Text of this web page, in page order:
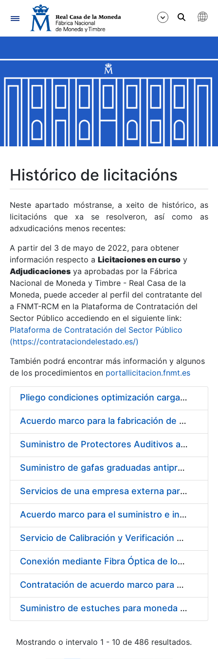
Navegación
Mostrar/Ocultar
Mostrar/Ocultar
Mostrar/Ocultar
Mostrar/Ocultar
Mostrar/Ocultar
Mostrar/Ocultar
Mostrar/Ocultar
Histórico de licitacións
Neste apartado móstranse, a xeito de histórico, as
licitacións que xa se resolveron, así como as
adxudicacións menos recentes:
A partir del 3 de mayo de 2022, para obtener
información respecto a Licitaciones en curso y
Adjudicaciones ya aprobadas por la Fábrica
Nacional de Moneda y Timbre - Real Casa de la
Moneda, puede acceder al perfil del contratante del
a FNMT-RCM en la Plataforma de Contratación del
Sector Público accediendo en el siguiente link:
Plataforma de Contratación del Sector Público
(https://contrataciondelestado.es/)
También podrá encontrar más información y algunos
de los procedimientos en portallicitacion.fnmt.es
Pliego condiciones optimización cargas compras firmado
Acuerdo marco para la fabricación de piezas
Suministro de Protectores Auditivos a medida para las personas trabajadoras de los Centros de Trabajo de Madrid y Burgos
Suministro de gafas graduadas antiproyecciones para los trabajadores de la FNMT-RCM en los centros de trabajo de Madrid y Burgos
Servicios de una empresa externa para el asesoramiento y resolución de los recursos de alzada que se presentan relacionados con procesos de selección para la FNMT-RCM
Acuerdo marco para el suministro e instalación de persianas, estores y otros complementos
Servicio de Calibración y Verificación Externa de los Equipos de Medición del Servicio de Prevención de la FNMT-RCM
Conexión mediante Fibra Óptica de los Centros de Proceso de Datos (CPDs) de las sedes de la FNMT-RCM de Burgos y Madrid
Contratación de acuerdo marco para el Suministro de Material de Electricidad para la Fábrica Nacional de Moneda y Timbre-Real Casa de la Moneda en su centro de trabajo de Burgos
Suministro de estuches para moneda de 30 €
Mostrando o intervalo 1 - 10 de 486 resultados.